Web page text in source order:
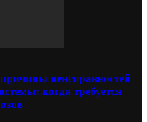
неисправностей
когда требуется